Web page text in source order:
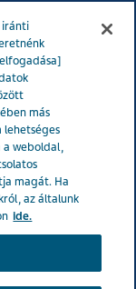
lágyzselatin
iránti
más
lehetséges
a weboldal,
magát. Ha
az általunk
ide.